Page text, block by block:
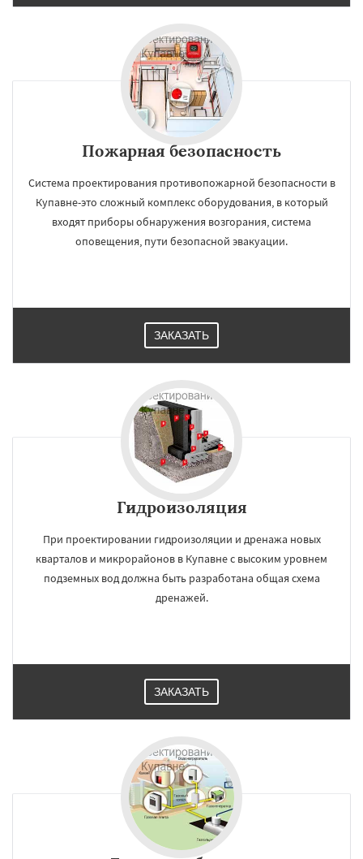
Пожарная безопасность
Система проектирования противопожарной безопасности в
Купавне-это сложный комплекс оборудования, в который
входят приборы обнаружения возгорания, система
оповещения, пути безопасной эвакуации.
ЗАКАЗАТЬ
Гидроизоляция
При проектировании гидроизоляции и дренажа новых
кварталов и микрорайонов в Купавне с высоким уровнем
подземных вод должна быть разработана общая схема
дренажей.
ЗАКАЗАТЬ